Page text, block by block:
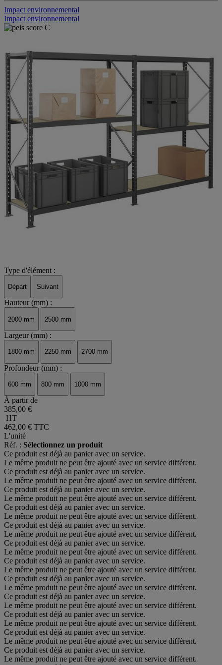
Impact environnemental
Impact environnemental
Type d'élément :
Départ Suivant
Hauteur (mm) :
2000 mm 2500 mm
Largeur (mm) :
1800 mm 2250 mm 2700 mm
Profondeur (mm) :
600 mm 800 mm 1000 mm
À partir de
385,00 €
HT
462,00 € TTC
L'unité
Réf. : Sélectionnez un produit
Ce produit est déjà au panier avec un service.
Le même produit ne peut être ajouté avec un service différent.
Ce produit est déjà au panier avec un service.
Le même produit ne peut être ajouté avec un service différent.
Ce produit est déjà au panier avec un service.
Le même produit ne peut être ajouté avec un service différent.
Ce produit est déjà au panier avec un service.
Le même produit ne peut être ajouté avec un service différent.
Ce produit est déjà au panier avec un service.
Le même produit ne peut être ajouté avec un service différent.
Ce produit est déjà au panier avec un service.
Le même produit ne peut être ajouté avec un service différent.
Ce produit est déjà au panier avec un service.
Le même produit ne peut être ajouté avec un service différent.
Ce produit est déjà au panier avec un service.
Le même produit ne peut être ajouté avec un service différent.
Ce produit est déjà au panier avec un service.
Le même produit ne peut être ajouté avec un service différent.
Ce produit est déjà au panier avec un service.
Le même produit ne peut être ajouté avec un service différent.
Ce produit est déjà au panier avec un service.
Le même produit ne peut être ajouté avec un service différent.
Ce produit est déjà au panier avec un service.
Le même produit ne peut être ajouté avec un service différent.